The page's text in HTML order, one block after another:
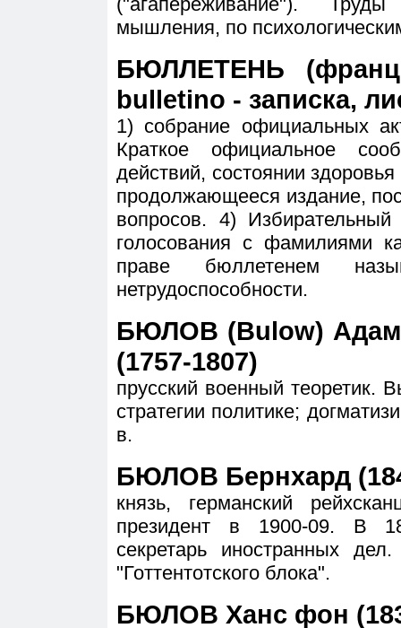
мышления, по
БЮЛЛЕТЕНЬ
bulletino - записка,
1) собрание официальных
Краткое официальное
действий, состоянии
продолжающееся издание,
вопросов. 4)
голосования с фамилиями
праве бюллетенем
нетрудоспособности.
БЮЛОВ (Bulow) Адам
(1757-1807)
прусский военный теоретик.
стратегии политике;
в.
БЮЛОВ Бернхард
князь, германский
президент в 1900-09. В
секретарь иностранных
"Готтентотского блока".
БЮЛОВ Ханс фон